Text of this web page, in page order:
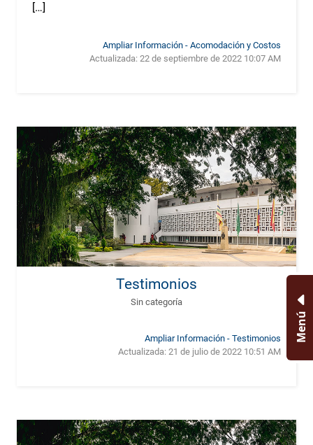
[…]
Ampliar Información - Acomodación y Costos
Actualizada: 22 de septiembre de 2022 10:07 AM
Testimonios
Sin categoría
Ampliar Información - Testimonios
Actualizada: 21 de julio de 2022 10:51 AM
Menú